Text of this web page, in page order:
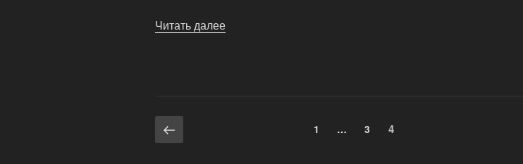
Читать далее
Навигация
постраница
Страница
1 … Страница
3 Страница
4